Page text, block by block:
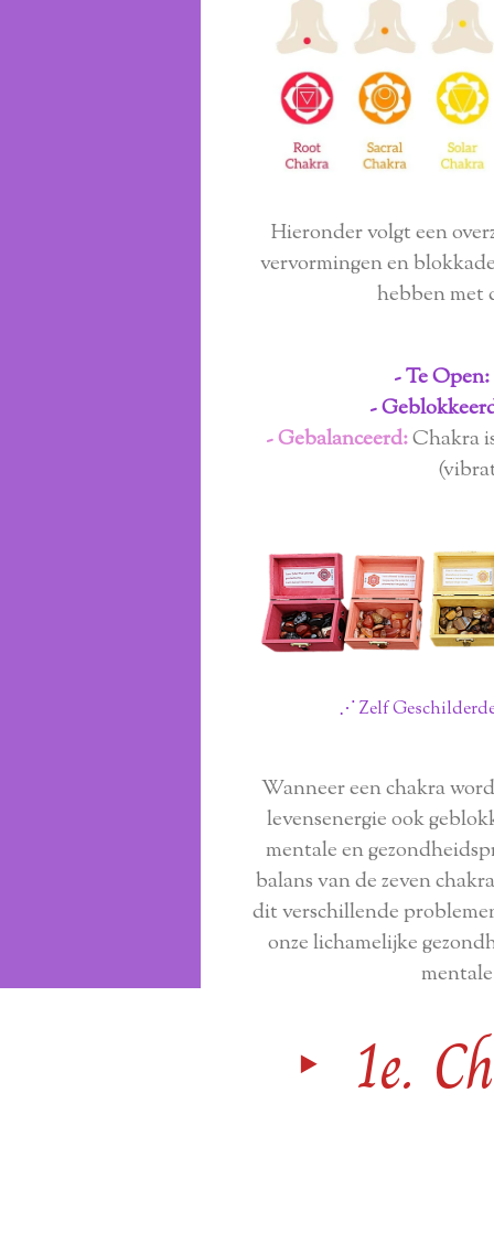
Hieronder volgt een
vervormingen en
hebben met
- Te Open:
-
- Gebalanceerd:Chakra
⋰ Zelf
Wanneer een chakra
levensenergie ook
mentale en
balans van de zeven
dit verschillende
onze lichamelijke
‣ 1e.